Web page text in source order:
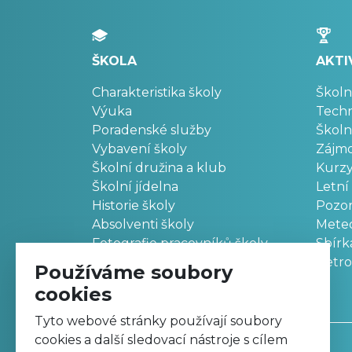
ŠKOLA
Charakteristika školy
Výuka
Poradenské služby
Vybavení školy
Školní družina a klub
Školní jídelna
Historie školy
Absolventi školy
Fotografie pracovníků školy
Používáme soubory
cookies
Tyto webové stránky používají soubory
cookies a další sledovací nástroje s cílem